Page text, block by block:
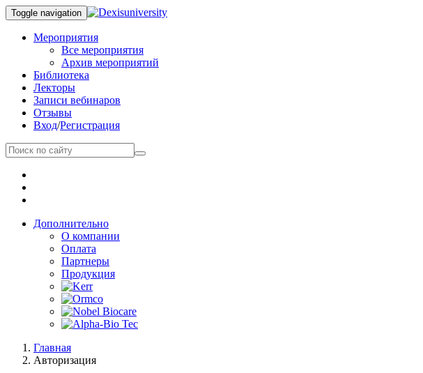
Toggle navigation
Мероприятия
Все мероприятия
Архив мероприятий
Библиотека
Лекторы
Записи вебинаров
Отзывы
Вход/Регистрация
Дополнительно
О компании
Оплата
Партнеры
Продукция
Главная
Авторизация